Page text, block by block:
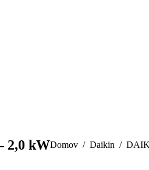
2,0 kWYou are here:
Domov Daikin